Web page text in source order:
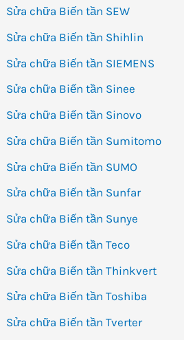
Sửa chữa Biến tần SEW
Sửa chữa Biến tần Shihlin
Sửa chữa Biến tần SIEMENS
Sửa chữa Biến tần Sinee
Sửa chữa Biến tần Sinovo
Sửa chữa Biến tần Sumitomo
Sửa chữa Biến tần SUMO
Sửa chữa Biến tần Sunfar
Sửa chữa Biến tần Sunye
Sửa chữa Biến tần Teco
Sửa chữa Biến tần Thinkvert
Sửa chữa Biến tần Toshiba
Sửa chữa Biến tần Tverter